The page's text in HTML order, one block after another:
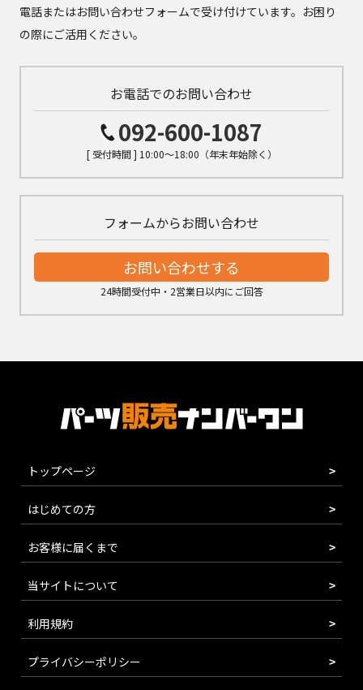
電話またはお問い合わせフォームで受け付けています。お困り
の際にご活用ください。
お電話でのお問い合わせ
092-600-1087
[ 受付時間 ] 10:00～18:00（年末年始除く）
フォームからお問い合わせ
お問い合わせする
24時間受付中・2営業日以内にご回答
トップページ
はじめての方
お客様に届くまで
当サイトについて
利用規約
プライバシーポリシー